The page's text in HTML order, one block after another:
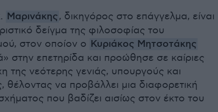
Μαρινάκης, δικηγόρος στο επάγγελμα, είναι
δείγμα της φιλοσοφίας του
στον οποίον ο Κυριάκος Μητσοτάκης
στην επετηρίδα και προώθησε σε καίριες
της νεότερης γενιάς, υπουργούς και
να προβάλλει μια διαφορετική
που βαδίζει αισίως στον έκτο του